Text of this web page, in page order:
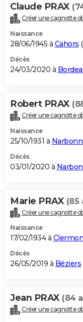
Claude PRAX
Créer une cagnotte
Naissance
28/06/1945 à Cahors (
Décès
24/03/2020 à
Robert PRAX
Créer une cagnotte
Naissance
25/10/1931 à
Décès
03/01/2020 à
Marie PRAX (85
Créer une cagnotte
Naissance
17/02/1934 à
Décès
26/05/2019 à Béziers
Jean PRAX (84
Créer une cagnotte